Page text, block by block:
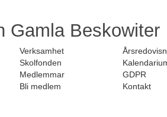
Gamla Beskowiter
Verksamhet
Skolfonden
Medlemmar
GDPR
Bli medlem
Kontakt